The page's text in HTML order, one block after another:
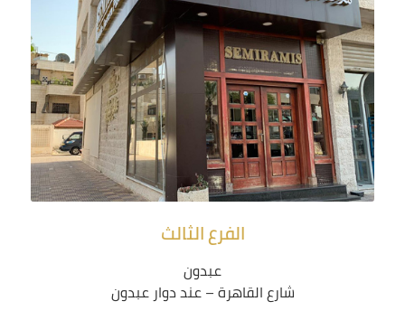
الفرع الثالث
عبدون
شارع القاهرة – عند دوار عبدون